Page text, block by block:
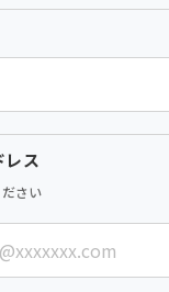
レス
さい